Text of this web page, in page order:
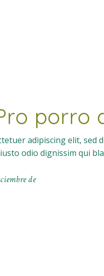
porro
adipiscing elit, sed
odio dignissim qui
de